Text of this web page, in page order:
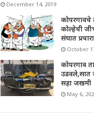
December 14, 2019
कोल्हेची
संघात
October
कोपरगाव
उडवले,सात
सहा जखमी
May 6,